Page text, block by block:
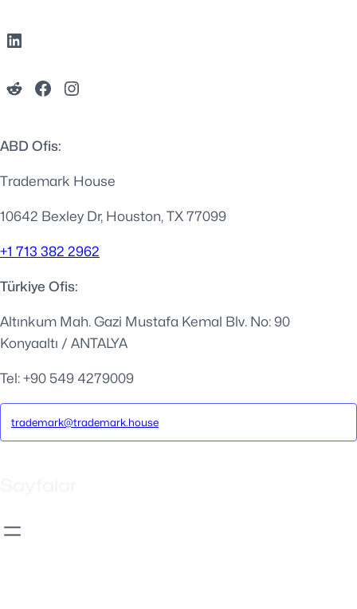
ABD Ofis:
Trademark House
10642 Bexley Dr, Houston, TX 77099
+1 713 382 2962
Türkiye Ofis:
Altınkum Mah. Gazi Mustafa Kemal Blv. No: 90
Konyaaltı / ANTALYA
Tel: +90 549 4279009
trademark@trademark.house